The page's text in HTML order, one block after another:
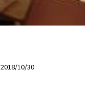
2018/10/30